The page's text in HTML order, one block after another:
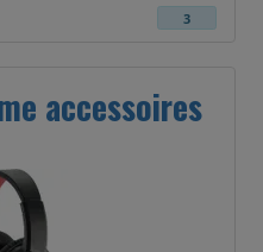
3
accessoires